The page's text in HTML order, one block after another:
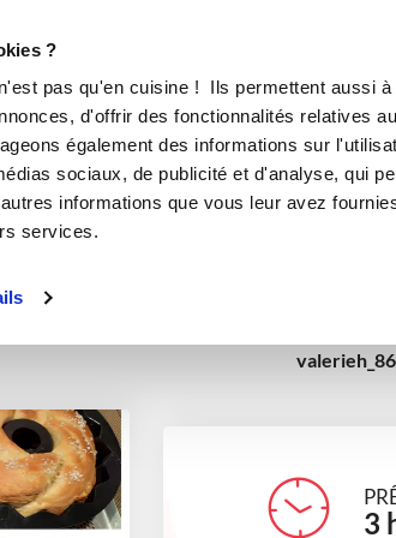
?
pas qu'en cuisine ! Ils permettent aussi
d'offrir des fonctionnalités relatives
également des informations sur
sociaux, de publicité et d'analyse, qui
informations que vous leur avez
services.
Brioches des Rois
desserts boulangerie Petit
Recettes
3